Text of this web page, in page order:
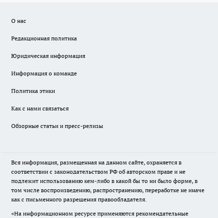
О нас
Редакционная политика
Юридическая информация
Информация о команде
Политика этики
Как с нами связаться
Обзорные статьи и пресс-релизы
Вся информация, размещенная на данном сайте, охраняется в
соответствии с законодательством РФ об авторском праве и не
подлежит использованию кем-либо в какой бы то ни было форме, в
том числе воспроизведению, распространению, переработке не иначе
как с письменного разрешения правообладателя.
«На информационном ресурсе применяются рекомендательные